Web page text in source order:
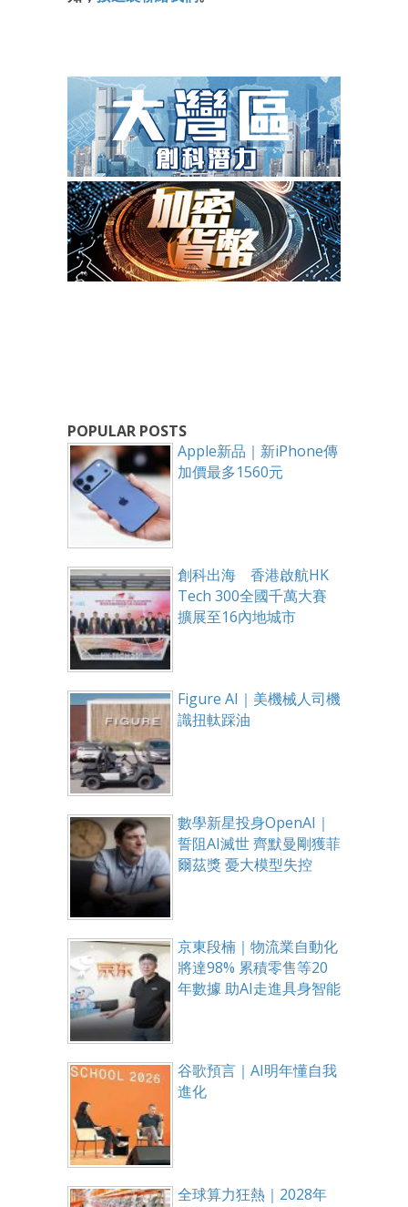
POPULAR POSTS
Apple新品｜新iPhone傳
加價最多1560元
創科出海 香港啟航HK
Tech 300全國千萬大賽
擴展至16內地城市
Figure AI｜美機械人司機
識扭軚踩油
數學新星投身OpenAI｜
誓阻AI滅世 齊默曼剛獲菲
爾茲獎 憂大模型失控
京東段楠｜物流業自動化
將達98% 累積零售等20
年數據 助AI走進具身智能
谷歌預言｜AI明年懂自我
進化
全球算力狂熱｜2028年